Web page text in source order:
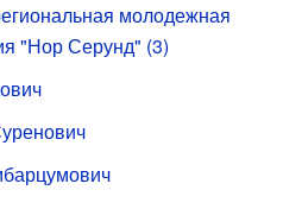
молодежная
"Нор Серунд" (3)